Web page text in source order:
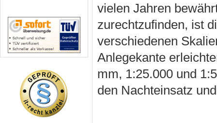
vielen Jahren
zurechtzufinden, ist
verschiedenen
Anlegekante
mm, 1:25.000 und
den Nachteinsatz